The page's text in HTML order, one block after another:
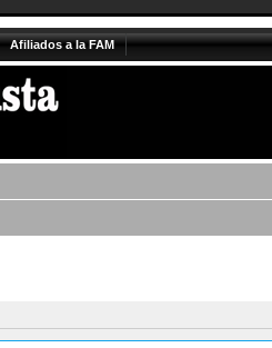
Afiliados a la FAM